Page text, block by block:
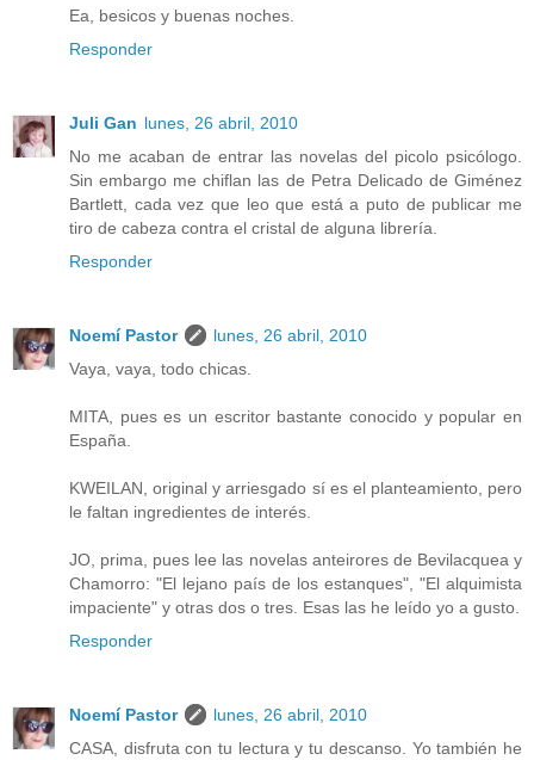
Ea, besicos y buenas noches.
Responder
Juli Gan lunes, 26 abril, 2010
No me acaban de entrar las novelas del picolo psicólogo.
Sin embargo me chiflan las de Petra Delicado de Giménez
Bartlett, cada vez que leo que está a puto de publicar me
tiro de cabeza contra el cristal de alguna librería.
Responder
Noemí Pastor
lunes, 26 abril, 2010
Vaya, vaya, todo chicas.
MITA, pues es un escritor bastante conocido y popular en
España.
KWEILAN, original y arriesgado sí es el planteamiento, pero
le faltan ingredientes de interés.
JO, prima, pues lee las novelas anteirores de Bevilacquea y
Chamorro: "El lejano país de los estanques", "El alquimista
impaciente" y otras dos o tres. Esas las he leído yo a gusto.
Responder
Noemí Pastor
lunes, 26 abril, 2010
CASA, disfruta con tu lectura y tu descanso. Yo también he